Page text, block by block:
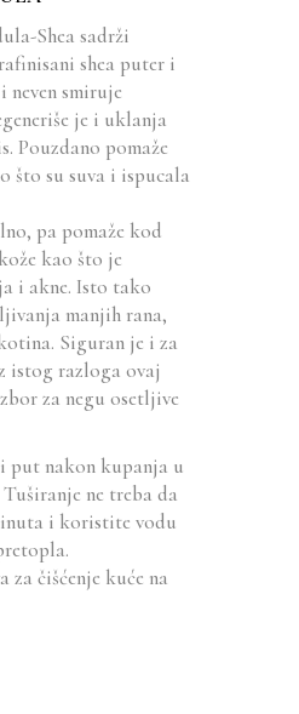
Shea sadrži
shea puter i
neven smiruje
je i uklanja
Pouzdano pomaže
što su suva i ispucala
pa pomaže kod
kao što je
i akne. Isto tako
manjih rana,
Siguran je i za
istog razloga ovaj
za negu osetljive
put nakon kupanja u
ne treba da
i koristite vodu
za čišćenje kuće na